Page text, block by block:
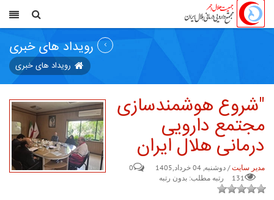
رویداد های خبری
رویداد های خبری
"شروع هوشمندسازی
مجتمع دارویی
درمانی هلال ایران
مدیر سایت / دوشنبه, 04 خرداد,1405
0
131
رتبه مطلب: بدون رتبه